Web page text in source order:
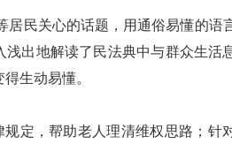
居民关心的话题，用通俗易懂的语
出地解读了民法典中与群众生活
生动易懂。
定，帮助老人理清维权思路；针